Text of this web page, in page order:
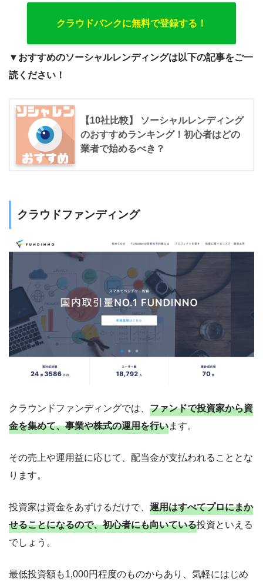
クラウドバンクに無料で登録する！
▼おすすめのソーシャルレンディングは以下の記事をご一
読ください！
【10社比較】 ソーシャルレンディング
のおすすめランキング！初心者はどの
業者で始めるべき？
クラウドファンディング
クラウンドファンディングでは、 ファンドで投資家から資
金を集めて、事業や株式の運用を行います。
その売上や運用益に応じて、配当金が支払われることとな
ります。
投資家は資金をあずけるだけで、 運用はすべてプロにまか
せることになるので、初心者にも向いている投資といえる
でしょう。
最低投資額も1,000円程度のものからあり、気軽にはじめ